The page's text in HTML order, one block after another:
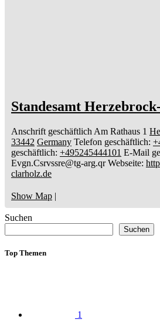
Standesamt
Anschrift geschäftlich Am Rathaus 1
33442 Germany Telefon geschäftlich:
geschäftlich: +495245444101 E-Mail
Evgn.Csrvssre@tg-arg.qr Webseite:
clarholz.de
Show Map |
Suchen
Suchen
Top Themen
1